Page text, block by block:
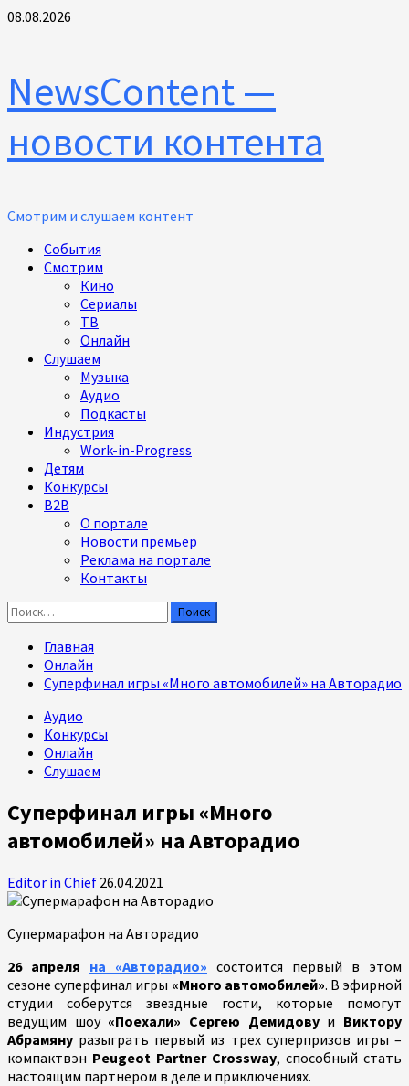
Перейти
08.08.2026
NewsContent —
новости контента
Смотрим и слушаем контент
Основное
меню
События
Смотрим
Кино
Сериалы
ТВ
Онлайн
Слушаем
Музыка
Аудио
Подкасты
Индустрия
Work-in-Progress
Детям
Конкурсы
B2B
О портале
Новости премьер
Реклама на портале
Контакты
Найти:
Главная
Онлайн
Суперфинал игры «Много автомобилей» на Авторадио
Аудио
Конкурсы
Онлайн
Слушаем
Суперфинал игры «Много
автомобилей» на Авторадио
Editor in Chief 26.04.2021
Супермарафон на Авторадио
26 апреля на «Авторадио» состоится первый в этом
сезоне суперфинал игры «Много автомобилей». В эфирной
студии соберутся звездные гости, которые помогут
ведущим шоу «Поехали» Сергею Демидовуи Виктору
Абрамяну разыграть первый из трех суперпризов игры –
компактвэн Peugeot Partner Crossway, способный стать
настоящим партнером в деле и приключениях.